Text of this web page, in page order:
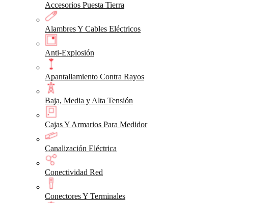
Accesorios Puesta Tierra
Alambres Y Cables Eléctricos
Anti-Explosión
Apantallamiento Contra Rayos
Baja, Media y Alta Tensión
Cajas Y Armarios Para Medidor
Canalización Eléctrica
Conectividad Red
Conectores Y Terminales